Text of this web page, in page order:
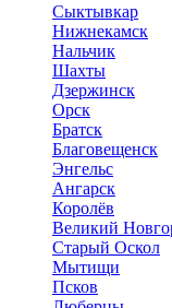
Сыктывкар
Нижнекамск
Нальчик
Шахты
Дзержинск
Орск
Братск
Благовещенск
Энгельс
Ангарск
Королёв
Великий
Старый Оскол
Мытищи
Псков